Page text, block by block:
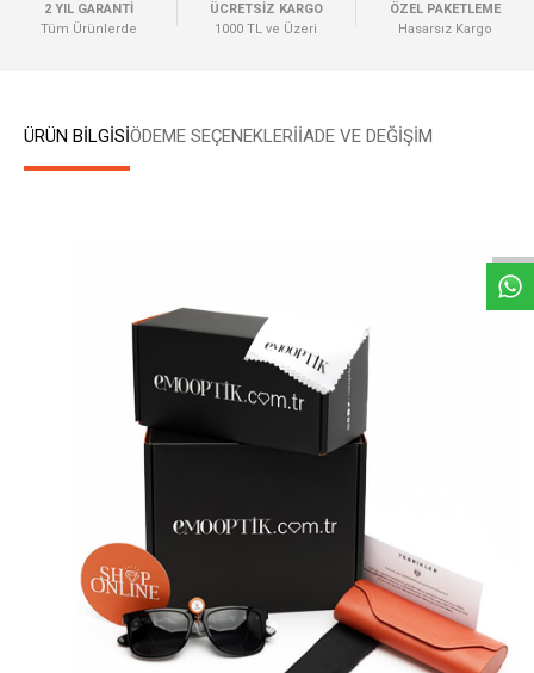
2 YIL GARANTİ
Tüm Ürünlerde
ÜCRETSİZ KARGO
1000 TL ve Üzeri
ÖZEL PAKETLEME
Hasarsız Kargo
ÜRÜN BİLGİSİÖDEME SEÇENEKLERIİADE VE DEĞİŞİM